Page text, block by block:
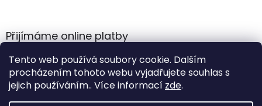
Tento web používá soubory cookie. Dalším
procházením tohoto webu vyjadřujete souhlas s
jejich používáním.. Více informací zde.
Přijímáme online platby